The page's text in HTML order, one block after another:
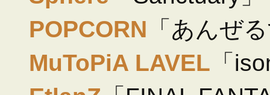
POPCORN 「あんぜ
MuToPiA LAVEL 「